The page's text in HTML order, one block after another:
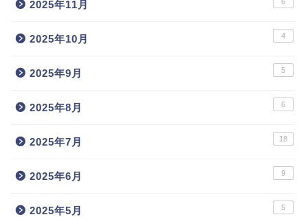
2025年11月
2025年10月 4
2025年9月 5
2025年8月 6
2025年7月 18
2025年6月 9
2025年5月 5